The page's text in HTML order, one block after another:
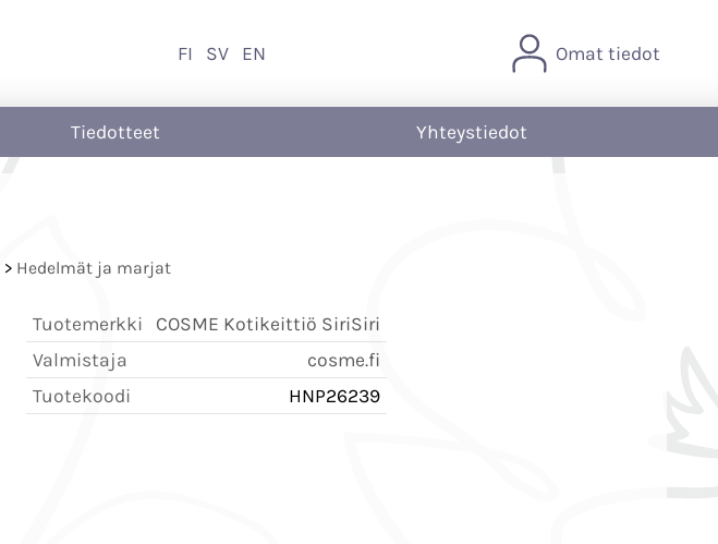
FI SV EN Omat tiedot
Tiedotteet Yhteystiedot
> Hedelmät ja marjat
Tuotemerkki
COSME Kotikeittiö SiriSiri
Valmistaja
cosme.fi
Tuotekoodi
HNP26239